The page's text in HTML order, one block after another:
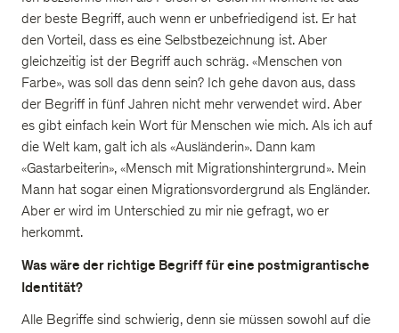
der beste Begriff, auch wenn er unbefriedigend ist. Er hat
den Vorteil, dass es eine Selbstbezeichnung ist. Aber
gleichzeitig ist der Begriff auch schräg. «Menschen von
Farbe», was soll das denn sein? Ich gehe davon aus, dass
der Begriff in fünf Jahren nicht mehr verwendet wird. Aber
es gibt einfach kein Wort für Menschen wie mich. Als ich auf
die Welt kam, galt ich als «Ausländerin». Dann kam
«Gastarbeiterin», «Mensch mit Migrationshintergrund». Mein
Mann hat sogar einen Migrationsvordergrund als Engländer.
Aber er wird im Unterschied zu mir nie gefragt, wo er
herkommt.
Was wäre der richtige Begriff für eine postmigrantische
Identität?
Alle Begriffe sind schwierig, denn sie müssen sowohl auf die